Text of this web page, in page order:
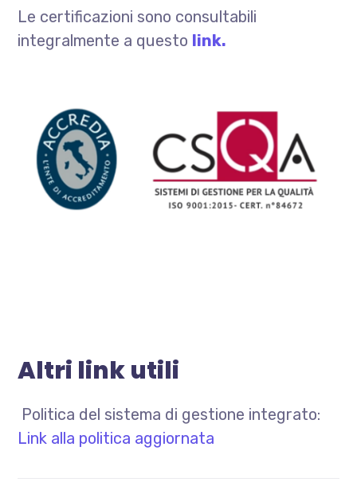
Le certificazioni sono consultabili
integralmente a questo link.
Altri link utili
Politica del sistema di gestione integrato:
Link alla politica aggiornata